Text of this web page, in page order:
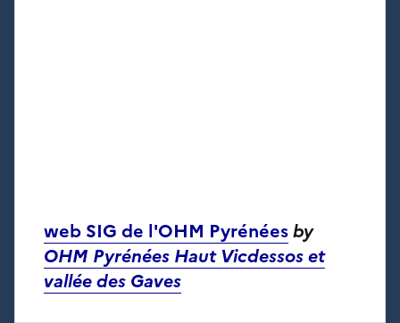
web SIG de l'OHM Pyrénéesby
OHM Pyrénées Haut Vicdessos et
vallée des Gaves